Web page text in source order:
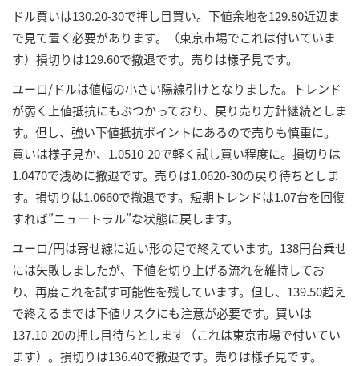
ドル買いは130.20-30で押し目買い。下値余地を129.80近辺ま
で見て置く必要があります。（東京市場でこれは付いていま
す）損切りは129.60で撤退です。売りは様子見です。
ユーロ/ドルは値幅の小さい陽線引けとなりました。トレンド
が弱く上値抵抗にもぶつかっており、戻り売り方針継続としま
す。但し、強い下値抵抗ポイントにあるので売りも慎重に。
買いは様子見か、1.0510-20で軽く試し買い程度に。損切りは
1.0470で浅めに撤退です。売りは1.0620-30の戻り待ちとしま
す。損切りは1.0660で撤退です。短期トレンドは1.07台を回復
すれば”ニュートラル”な状態に戻します。
ユーロ/円は寄せ線に近い形の足で終えています。138円台乗せ
には失敗しましたが、下値を切り上げる流れを維持してお
り、再度これを試す可能性を残しています。但し、139.50超え
で終えるまでは下値リスクにも注意が必要です。買いは
137.10-20の押し目待ちとします（これは東京市場で付いてい
ます）。損切りは136.40で撤退です。売りは様子見です。